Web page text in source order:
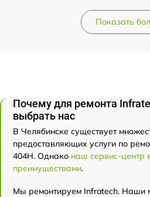
Показать
Почему для ремонта
выбрать нас
В Челябинске существует
предоставляющих услуги по
404H. Однако наш сервис-центр
преимуществами.
Мы ремонтируем Infratech. Наши